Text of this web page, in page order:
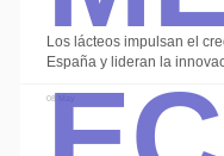
Los lácteos impulsan el
España y lideran la
08 May